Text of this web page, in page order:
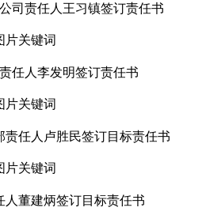
司责任人王习镇签订责任书
任人李发明签订责任书
任人卢胜民签订目标责任书
人董建炳签订目标责任书